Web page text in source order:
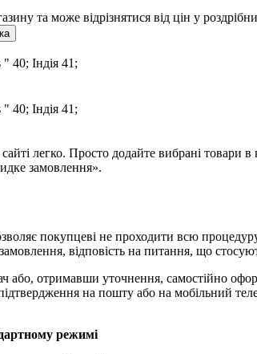
та може відрізнятися від цін у
40; Індія 41;
40; Індія 41;
легко. Просто додайте вибрані товари
замовлення».
покупцеві не проходити всю
відповість на питання, що
або, отримавши уточнення, самостійно
на пошту або на мобільний
режимі